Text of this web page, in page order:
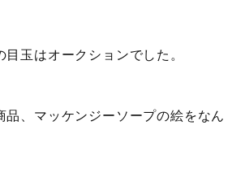
目玉はオークションでした。
品、マッケンジーソープの絵をなん